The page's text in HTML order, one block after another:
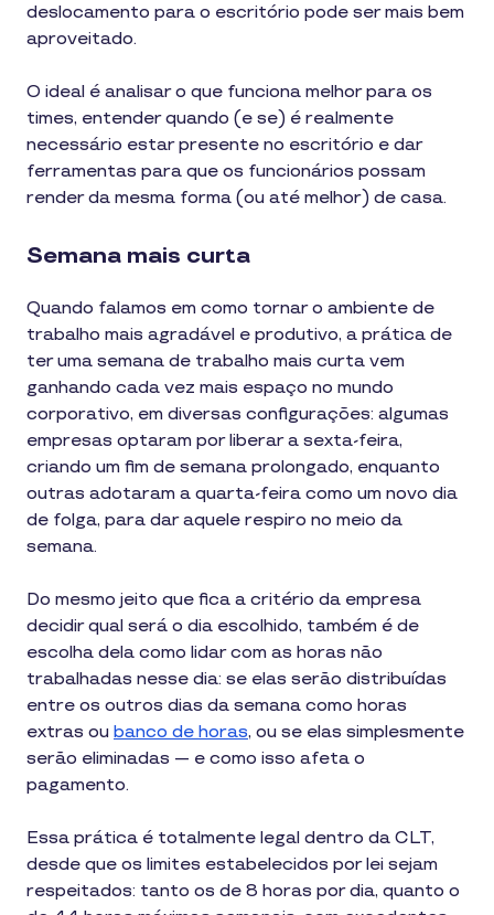
deslocamento para o escritório pode ser mais bem
aproveitado.
O ideal é analisar o que funciona melhor para os
times, entender quando (e se) é realmente
necessário estar presente no escritório e dar
ferramentas para que os funcionários possam
render da mesma forma (ou até melhor) de casa.
Semana mais curta
Quando falamos em como tornar o ambiente de
trabalho mais agradável e produtivo, a prática de
ter uma semana de trabalho mais curta vem
ganhando cada vez mais espaço no mundo
corporativo, em diversas configurações: algumas
empresas optaram por liberar a sexta-feira,
criando um fim de semana prolongado, enquanto
outras adotaram a quarta-feira como um novo dia
de folga, para dar aquele respiro no meio da
semana.
Do mesmo jeito que fica a critério da empresa
decidir qual será o dia escolhido, também é de
escolha dela como lidar com as horas não
trabalhadas nesse dia: se elas serão distribuídas
entre os outros dias da semana como horas
extras ou banco de horas, ou se elas simplesmente
serão eliminadas — e como isso afeta o
pagamento.
Essa prática é totalmente legal dentro da CLT,
desde que os limites estabelecidos por lei sejam
respeitados: tanto os de 8 horas por dia, quanto o